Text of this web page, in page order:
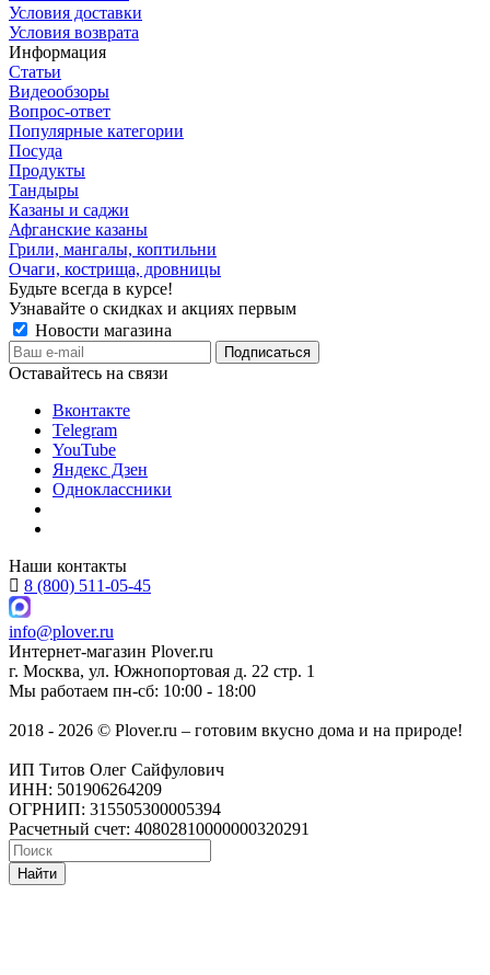
Условия доставки
Условия возврата
Информация
Статьи
Видеообзоры
Вопрос-ответ
Популярные категории
Посуда
Продукты
Тандыры
Казаны и саджи
Афганские казаны
Грили, мангалы, коптильни
Очаги, кострища, дровницы
Будьте всегда в курсе!
Узнавайте о скидках и акциях первым
Новости магазина
Оставайтесь на связи
Вконтакте
Telegram
YouTube
Яндекс Дзен
Одноклассники
Наши контакты
8 (800) 511-05-45
info@plover.ru
Интернет-магазин Plover.ru
г. Москва, ул. Южнопортовая д. 22 стр. 1
Мы работаем пн-сб: 10:00 - 18:00
2018 - 2026 © Plover.ru – готовим вкусно дома и на природе!
ИП Титов Олег Сайфулович
ИНН: 501906264209
ОГРНИП: 315505300005394
Расчетный счет: 40802810000000320291
Найти